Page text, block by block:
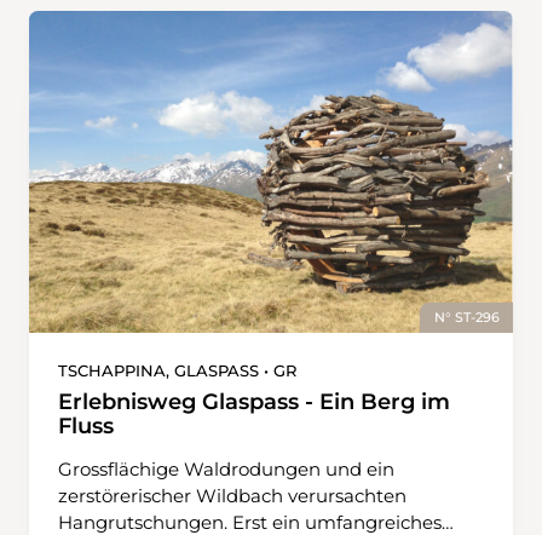
N° ST-296
TSCHAPPINA, GLASPASS • GR
Erlebnisweg Glaspass - Ein Berg im
Fluss
Grossflächige Waldrodungen und ein
zerstörerischer Wildbach verursachten
Hangrutschungen. Erst ein umfangreiches